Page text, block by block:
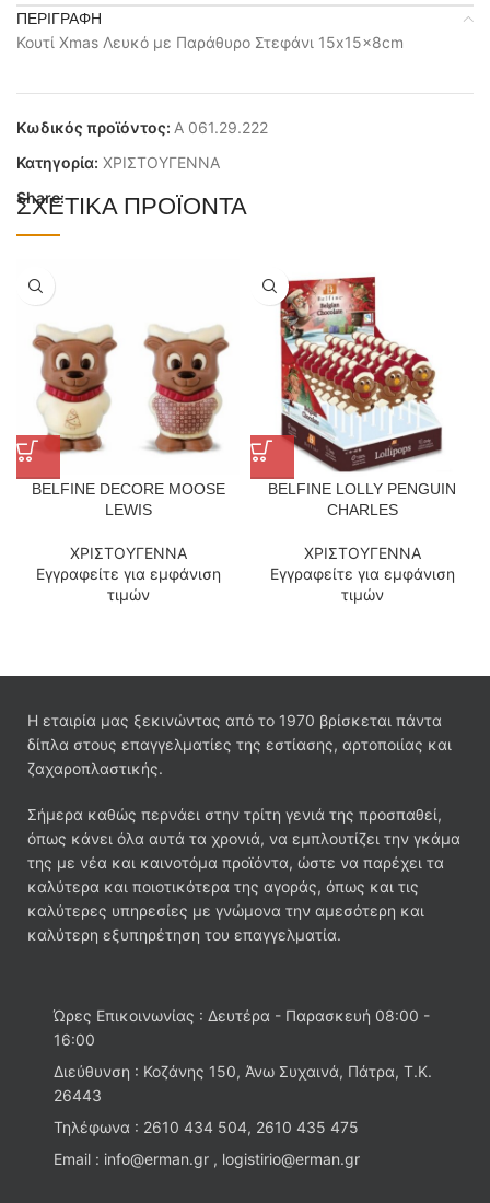
ΠΕΡΙΓΡΑΦΉ
Κουτί Xmas Λευκό με Παράθυρο Στεφάνι 15x15x8cm
Κωδικός προϊόντος: Α 061.29.222
Κατηγορία: ΧΡΙΣΤΟΥΓΕΝΝΑ
Share:
ΣΧΕΤΙΚΆ ΠΡΟΪΌΝΤΑ
BELFINE DECORE MOOSE
LEWIS
ΧΡΙΣΤΟΥΓΕΝΝΑ
Εγγραφείτε για εμφάνιση
τιμών
BELFINE LOLLY PENGUIN
CHARLES
ΧΡΙΣΤΟΥΓΕΝΝΑ
Εγγραφείτε για εμφάνιση
τιμών
Η εταιρία μας ξεκινώντας από το 1970 βρίσκεται πάντα
δίπλα στους επαγγελματίες της εστίασης, αρτοποιίας και
ζαχαροπλαστικής.
Σήμερα καθώς περνάει στην τρίτη γενιά της προσπαθεί,
όπως κάνει όλα αυτά τα χρονιά, να εμπλουτίζει την γκάμα
της με νέα και καινοτόμα προϊόντα, ώστε να παρέχει τα
καλύτερα και ποιοτικότερα της αγοράς, όπως και τις
καλύτερες υπηρεσίες με γνώμονα την αμεσότερη και
καλύτερη εξυπηρέτηση του επαγγελματία.
Ώρες Επικοινωνίας : Δευτέρα - Παρασκευή 08:00 -
16:00
Διεύθυνση : Κοζάνης 150, Άνω Συχαινά, Πάτρα, Τ.Κ.
26443
Τηλέφωνα : 2610 434 504, 2610 435 475
Email : info@erman.gr , logistirio@erman.gr